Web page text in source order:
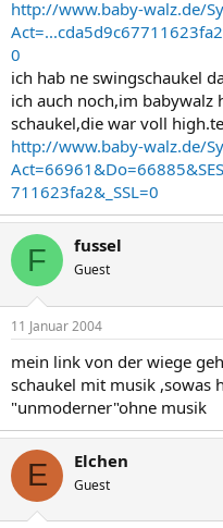
http://www.baby-walz.de/
0
ich hab ne swingschaukel
ich auch noch,im babywalz
schaukel,die war voll
http://www.baby-walz.de/
711623fa2&_SSL=0
F fussel
Guest
11 Januar 2004
mein link von der wiege
schaukel mit musik ,sowas
"unmoderner"ohne musik
E Elchen
Guest